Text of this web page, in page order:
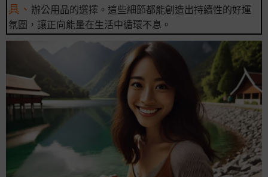
具、 辦公用品的選擇。這些細節都能創造出持續性的好運
氛圍，讓正向能量在生活中循環不息。